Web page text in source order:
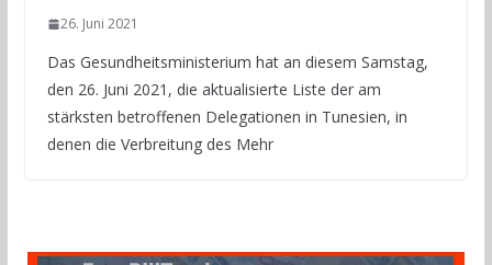
26. Juni 2021
Das Gesundheitsministerium hat an diesem Samstag,
den 26. Juni 2021, die aktualisierte Liste der am
stärksten betroffenen Delegationen in Tunesien, in
denen die Verbreitung des Mehr